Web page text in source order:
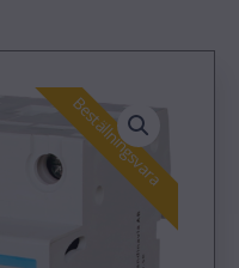
Beställningsvara